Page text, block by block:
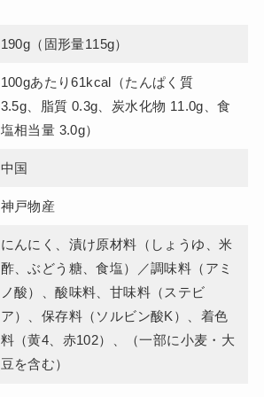
190g（固形量115g）
100gあたり61kcal（たんぱく質
3.5g、脂質 0.3g、炭水化物 11.0g、食
塩相当量 3.0g）
中国
神戸物産
にんにく、漬け原材料（しょうゆ、米
酢、ぶどう糖、食塩）／調味料（アミ
ノ酸）、酸味料、甘味料（ステビ
ア）、保存料（ソルビン酸K）、着色
料（黄4、赤102）、（一部に小麦・大
豆を含む）